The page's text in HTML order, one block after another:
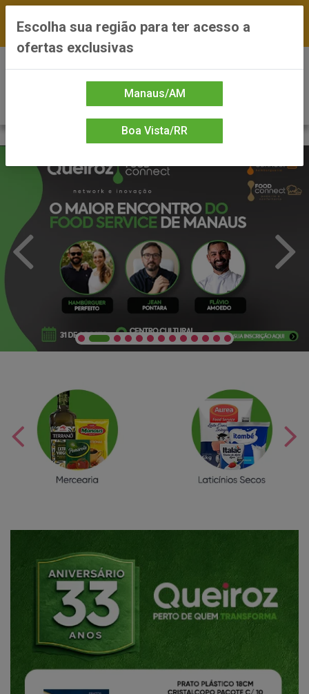
*Preços exclusivos do site — Entrega em até 24h
Escolha sua região para ter acesso a
ofertas exclusivas
Manaus/AM
Boa Vista/RR